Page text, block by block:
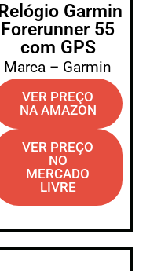
Relógio Garmin
Forerunner 55
com GPS
Marca – Garmin
VER PREÇO
NA AMAZON
VER PREÇO
NO
MERCADO
LIVRE